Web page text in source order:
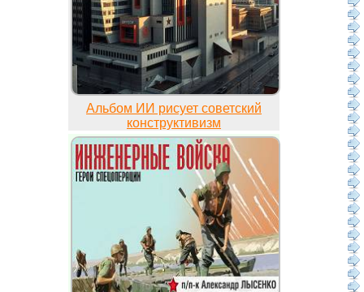
Альбом ИИ рисует советский
конструктивизм